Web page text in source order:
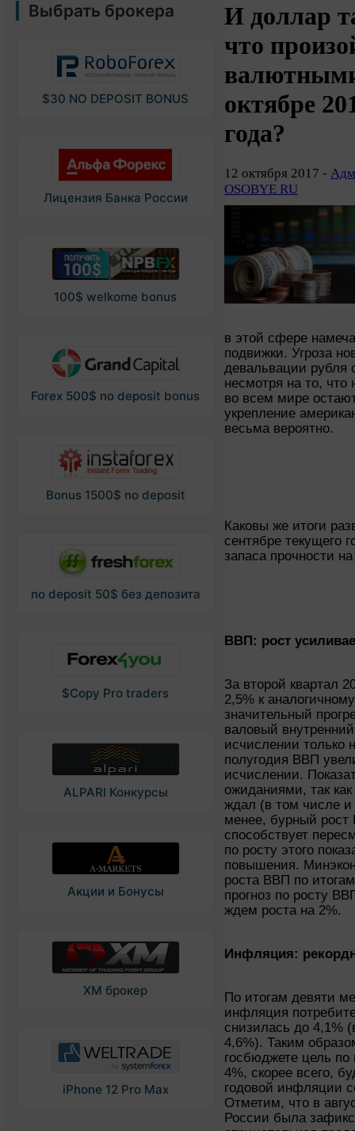
Выбрать брокера
$30 NO DEPOSIT BONUS
Лицензия Банка России
100$ welkome bonus
Forex 500$ no deposit bonus
Bonus 1500$ no deposit
no deposit 50$ без депозита
$Copy Pro traders
ALPARI Конкурсы
Акции и Бонусы
XM брокер
iPhone 12 Pro Max
И доллар
что
октябре
года?
12 октября 2017 -
OSOBYE RU
в этой сфере
подвижки. Угроза
девальвации рубля
несмотря на то,
во всем мире
укрепление
весьма вероятно.
Каковы же итоги
сентябре текущего
запаса прочности
ВВП: рост
За второй квартал
2,5% к
значительный
валовый
исчислении только
полугодия ВВП
исчислении.
ожиданиями, так как
ждал (в том числе
менее, бурный рост
способствует
по росту этого
повышения.
роста ВВП по
прогноз по росту
ждем роста на 2%.
Инфляция:
По итогам девяти
инфляция
снизилась до 4,1%
4,6%). Таким
госбюджете цель
4%, скорее всего,
годовой инфляции
Отметим, что в
России была